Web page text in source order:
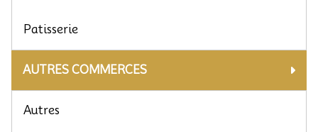
AUTRES COMMERCES
Autres
Patisserie